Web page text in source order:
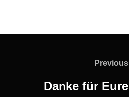
Previous
Danke für